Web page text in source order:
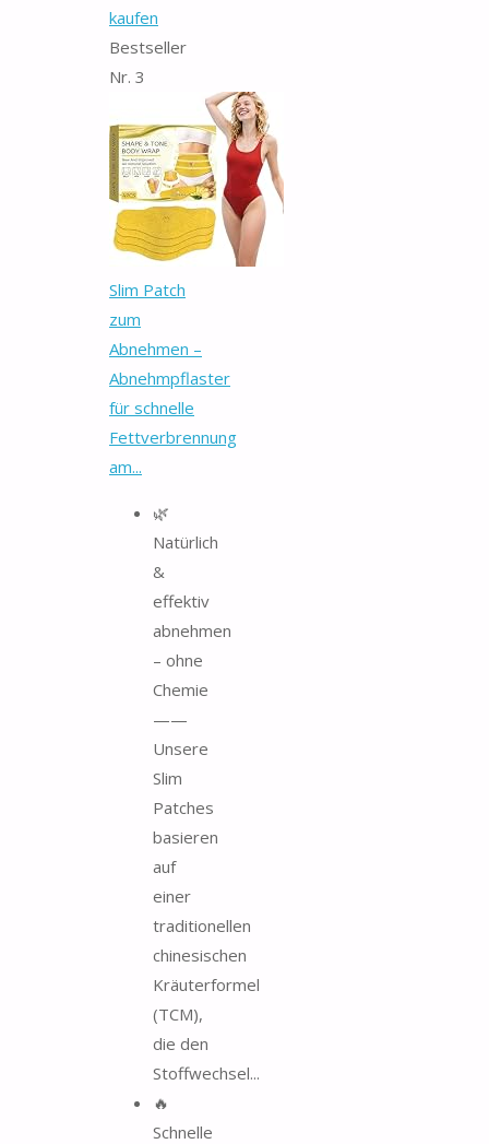
kaufen
Bestseller
Nr. 3
Slim Patch
zum
Abnehmen –
Abnehmpflaster
für schnelle
Fettverbrennung
am...
🌿
Natürlich
&
effektiv
abnehmen
– ohne
Chemie
——
Unsere
Slim
Patches
basieren
auf
einer
traditionellen
chinesischen
Kräuterformel
(TCM),
die den
Stoffwechsel...
🔥
Schnelle